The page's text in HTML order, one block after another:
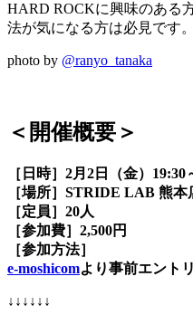
HARD ROCKに興味のある
法が気になる方は必見です。
photo by @ranyo_tanaka
＜開催概要＞
［日時］2月2日（金）19:30
［場所］STRIDE LAB 熊本
［定員］20人
［参加費］2,500円
［参加方法］
e-moshicomより事前エント
↓↓↓↓↓↓